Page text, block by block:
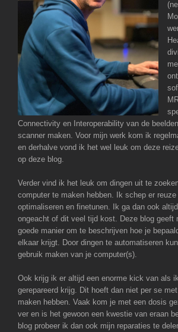
Connectivity en Interoperability van de
scanner maken. Voor mijn werk kom ik
en derhalve vond ik het wel leuk om deze
op deze blog.
Verder vind ik het leuk om dingen uit te
computer te maken hebben. Ik schep er
optimaliseren en finetunen. Ik ga dan ook
ongeacht of dit veel tijd kost. Deze blog geeft
goede manier om te beschrijven hoe je
elkaar krijgt. Door dingen te automatiseren
gebruik maken van je computer(s).
Ook krijg ik er altijd een enorme kick van als
gerepareerd krijg. Dit hoeft dan niet per se
maken hebben. Vaak kom je met een dosis
ver en is het gewoon een kwestie van eraan
blog probeer ik dan ook mijn reparaties te